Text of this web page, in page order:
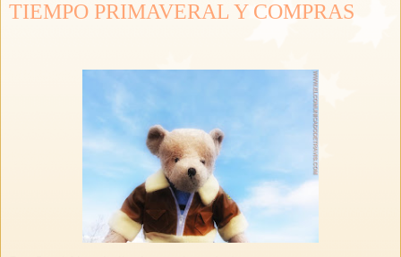
TIEMPO PRIMAVERAL Y COMPRAS